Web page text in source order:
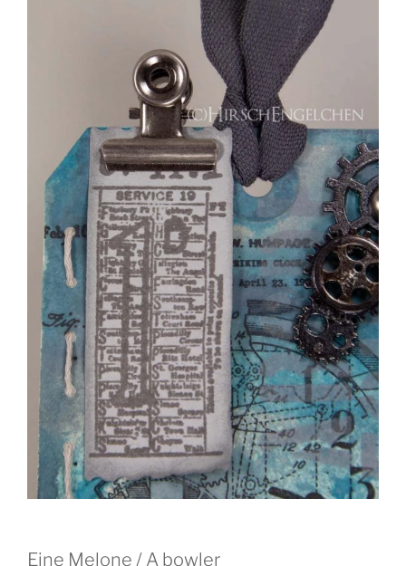
Eine Melone / A bowler